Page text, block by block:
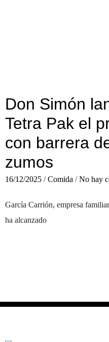
Don Simón
Tetra Pak el
con barrera
zumos
16/12/2025 / Comida / No hay
García Carrión, empresa
ha alcanzado